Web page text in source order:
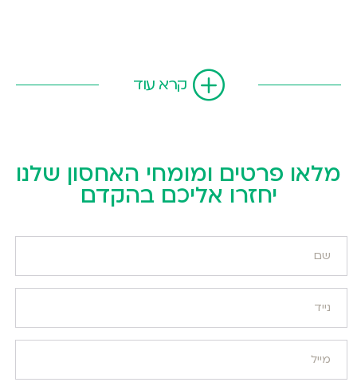
קרא עוד
מלאו פרטים ומומחי האחסון שלנו
יחזרו אליכם בהקדם